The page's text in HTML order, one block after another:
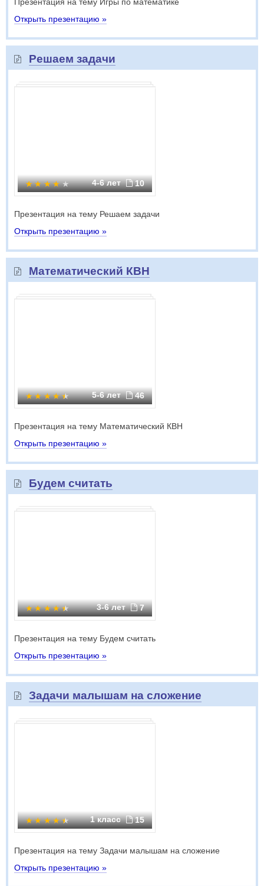
Открыть презентацию »
Решаем задачи
4-6 лет 10
Презентация на тему Решаем задачи
Открыть презентацию »
Математический КВН
5-6 лет 46
Презентация на тему Математический КВН
Открыть презентацию »
Будем считать
3-6 лет 7
Презентация на тему Будем считать
Открыть презентацию »
Задачи малышам на сложение
1 класс 15
Презентация на тему Задачи малышам на сложение
Открыть презентацию »